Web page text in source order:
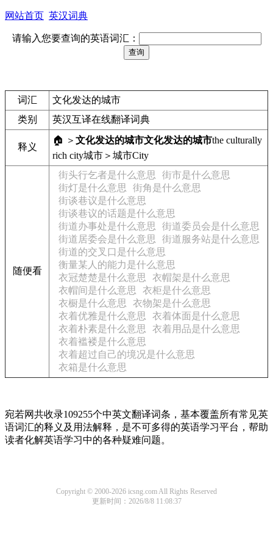
网站首页 英汉词典
请输入您要查询的英语词汇：
词汇
文化发达的城市
类别
英汉互译在线翻译词典
释义
🏠 ＞ 文化发达的城市文化发达的城市the culturally
rich city城市＞城市City
随便看
街头行乞者是什么意思
街市是什么意思
街灯是什么意思
街角是什么意思
街谈巷议是什么意思
街谈巷议的话题是什么意思
街道办事处是什么意思
街道委员会是什么意思
街道居委会是什么意思
街道服务站是什么意思
街道的交叉口是什么意思
衡量某人的能力是什么意思
衣冠楚楚是什么意思
衣帽架是什么意思
衣帽间是什么意思
衣柜是什么意思
衣橱是什么意思
衣物架是什么意思
衣着优雅是什么意思
衣着体面是什么意思
衣着朴素是什么意思
衣着用品是什么意思
衣着褴褛是什么意思
衣着超过自己的境况是什么意思
衣箱是什么意思
宛若网共收录109255个中英文翻译词条，基本覆盖所有常见英
语词汇的释义及用法解释，是不可多得的英语学习平台，帮助
读者化解英语学习中的各种疑难问题。
Copyright © 2000-2026 icsng.com All Rights Reserved
更新时间：2026/8/8 11:08:37